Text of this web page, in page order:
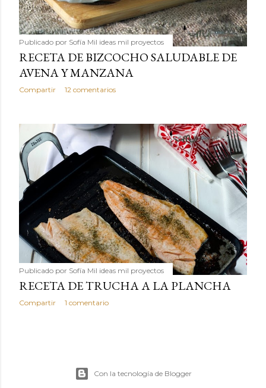
Publicado por Sofía Mil ideas mil proyectos
RECETA DE BIZCOCHO SALUDABLE DE
AVENA Y MANZANA
Compartir 12 comentarios
Publicado por Sofía Mil ideas mil proyectos
RECETA DE TRUCHA A LA PLANCHA
Compartir 1 comentario
Con la tecnología de Blogger